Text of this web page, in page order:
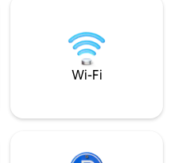
je
za psa 30
pár metrov od
námestie
autobusovými
stanica je
Wi-Fi